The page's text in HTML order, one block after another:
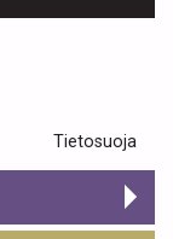
Tietosuoja